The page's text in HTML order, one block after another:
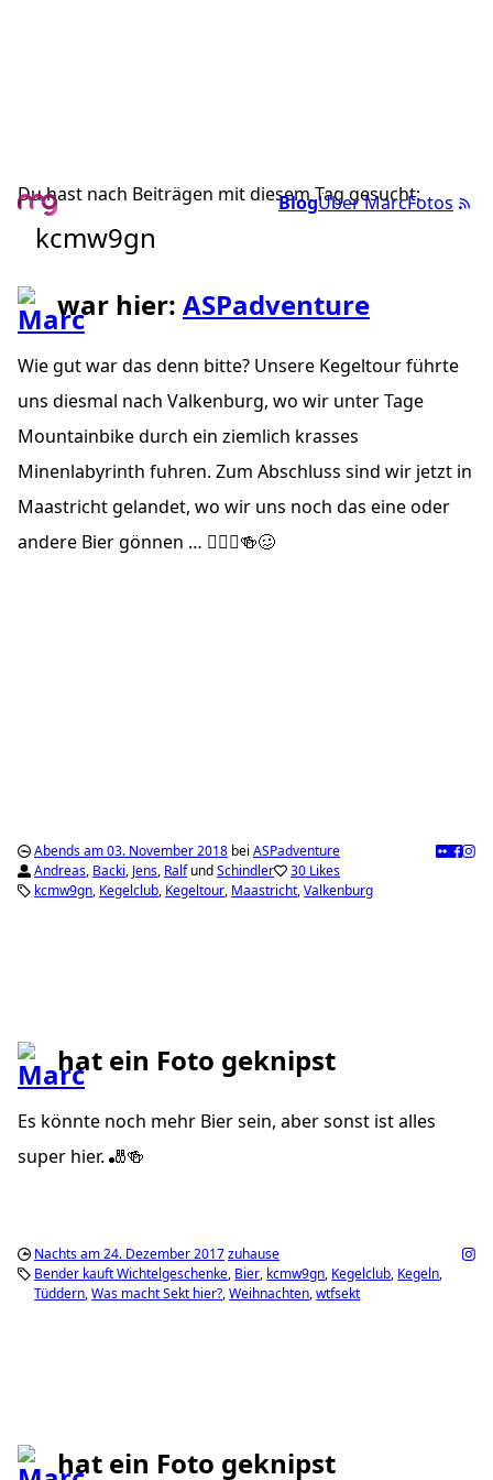
BlogÜber MarcFotos
Du hast nach Beiträgen mit diesem Tag gesucht:
kcmw9gn
war hier: ASPadventure
Wie gut war das denn bitte? Unsere Kegeltour führte
uns diesmal nach Valkenburg, wo wir unter Tage
Mountainbike durch ein ziemlich krasses
Minenlabyrinth fuhren. Zum Abschluss sind wir jetzt in
Maastricht gelandet, wo wir uns noch das eine oder
andere Bier gönnen … 🚵🏼‍♂️🍻🥴
Abends am 03. November 2018 bei ASPadventure
Andreas, Backi, Jens, Ralf undSchindler
30 Likes
kcmw9gn Kegelclub Kegeltour Maastricht Valkenburg
hat ein Foto geknipst
Es könnte noch mehr Bier sein, aber sonst ist alles
super hier. 🎳🍻
Nachts am 24. Dezember 2017zuhause
Bender kauft Wichtelgeschenke Bier kcmw9gn Kegelclub Kegeln
Tüddern Was macht Sekt hier? Weihnachten wtfsekt
hat ein Foto geknipst